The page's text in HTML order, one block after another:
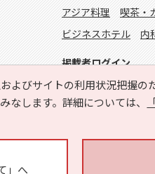
よびサイトの利用状況把握
します。詳細については、
」へ
アジア料理
喫茶・
ビジネスホテル
内
掲載者ログイン